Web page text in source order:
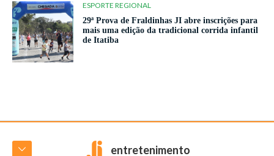
ESPORTE REGIONAL
29ª Prova de Fraldinhas JI abre inscrições para
mais uma edição da tradicional corrida infantil
de Itatiba
entretenimento